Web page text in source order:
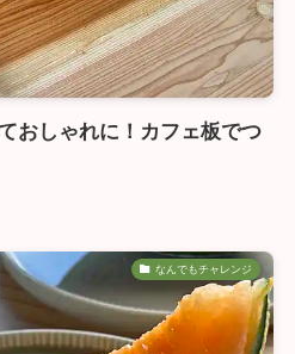
おしゃれに！カフェ板でつ
なんでもチャレンジ